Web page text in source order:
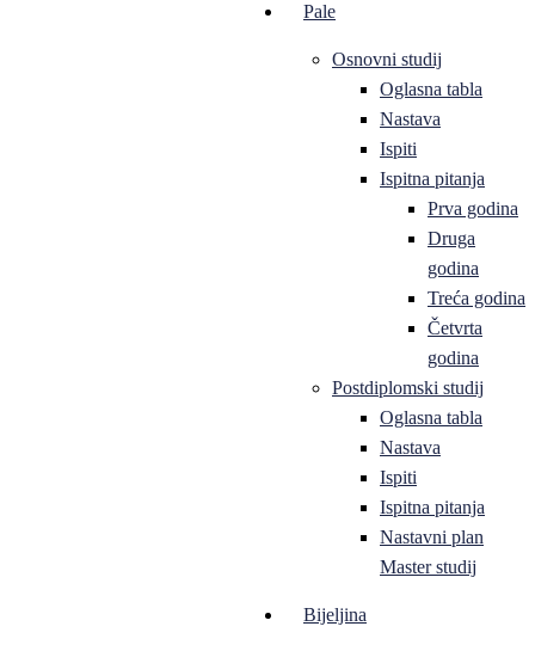
Pale
Osnovni studij
Oglasna tabla
Nastava
Ispiti
Ispitna pitanja
Prva godina
Druga
godina
Treća godina
Četvrta
godina
Postdiplomski studij
Oglasna tabla
Nastava
Ispiti
Ispitna pitanja
Nastavni plan
Master studij
Bijeljina